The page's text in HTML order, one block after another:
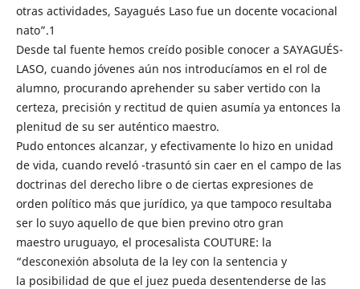
otras actividades, Sayagués Laso fue un docente vocacional
nato”.1
Desde tal fuente hemos creído posible conocer a SAYAGUÉS-
LASO, cuando jóvenes aún nos introducíamos en el rol de
alumno, procurando aprehender su saber vertido con la
certeza, precisión y rectitud de quien asumía ya entonces la
plenitud de su ser auténtico maestro.
Pudo entonces alcanzar, y efectivamente lo hizo en unidad
de vida, cuando reveló -trasuntó sin caer en el campo de las
doctrinas del derecho libre o de ciertas expresiones de
orden político más que jurídico, ya que tampoco resultaba
ser lo suyo aquello de que bien previno otro gran
maestro uruguayo, el procesalista COUTURE: la
“desconexión absoluta de la ley con la sentencia y
la posibilidad de que el juez pueda desentenderse de las